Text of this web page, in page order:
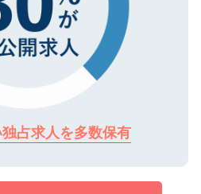
占求人を多数保有